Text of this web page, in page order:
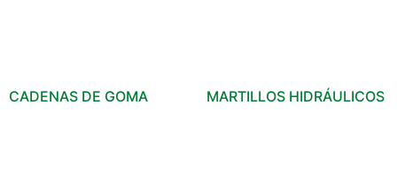
CADENAS DE GOMA MARTILLOS HIDRÁULICOS